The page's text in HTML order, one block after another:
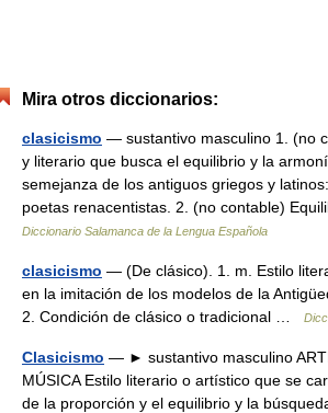
Mira otros diccionarios:
clasicismo — sustantivo masculino 1. (no
y literario que busca el equilibrio y la
semejanza de los antiguos griegos y
poetas renacentistas. 2. (no contable)
Diccionario Salamanca de la Lengua Española
clasicismo — (De clásico). 1. m. Estilo
en la imitación de los modelos de la
2. Condición de clásico o tradicional …
Clasicismo — ► sustantivo masculino
MÚSICA Estilo literario o artístico que se
de la proporción y el equilibrio y la